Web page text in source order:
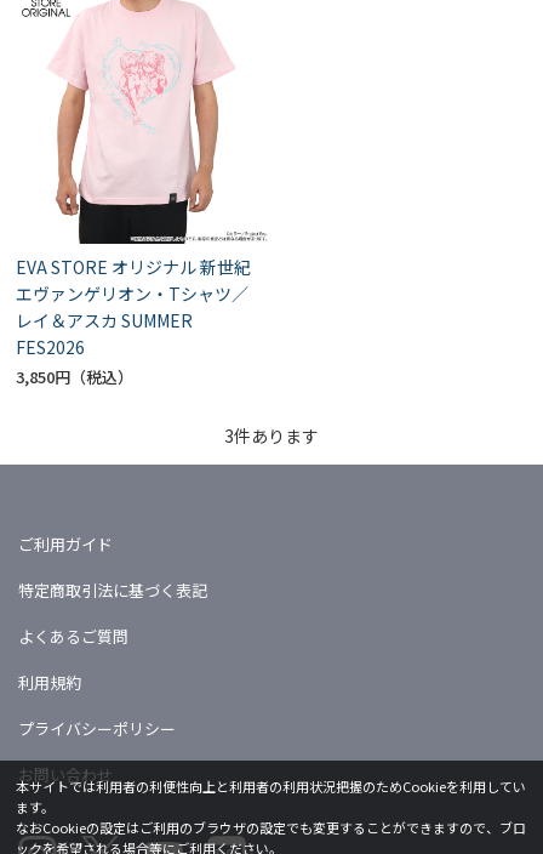
EVA STORE オリジナル 新世紀
エヴァンゲリオン・Tシャツ／
レイ＆アスカ SUMMER
FES2026
3,850円
3件あります
ご利用ガイド
特定商取引法に基づく表記
よくあるご質問
利用規約
プライバシーポリシー
お問い合わせ
本サイトでは利用者の利便性向上と利用者の利用状況把握のためCookieを利用してい
ます。
なおCookieの設定はご利用のブラウザの設定でも変更することができますので、ブロ
ックを希望される場合等にご利用ください。